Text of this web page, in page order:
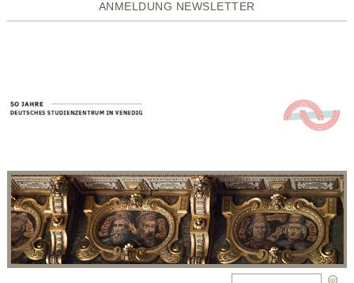
ANMELDUNG NEWSLETTER